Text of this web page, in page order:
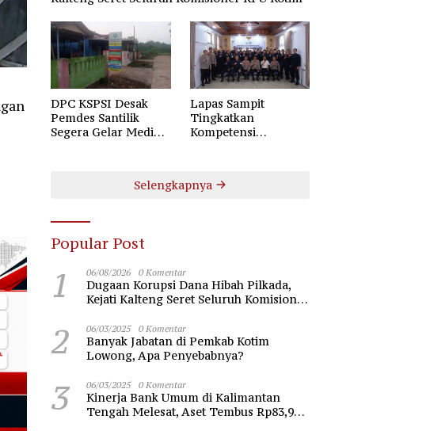
DPC KSPSI Desak
Pemdes Santilik
Segera Gelar Mediasi
Lapas Sampit
Tingkatkan
Kompetensi
Selengkapnya
Popular Post
1 06/08/2026 0 Komentar
Dugaan Korupsi Dana Hibah Pilkada,
Kejati Kalteng Seret Seluruh Komisioner
2 06/03/2025 0 Komentar
Banyak Jabatan di Pemkab Kotim
Lowong, Apa Penyebabnya?
3 06/03/2025 0 Komentar
Kinerja Bank Umum di Kalimantan
Tengah Melesat, Aset Tembus Rp83,98